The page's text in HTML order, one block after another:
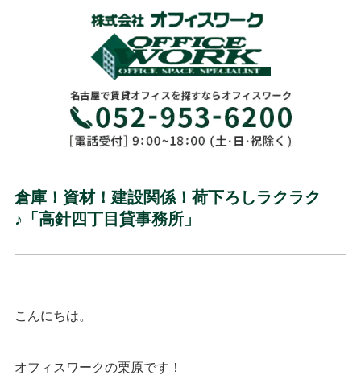
倉庫！資材！建設関係！荷下ろしラクラク
♪「高針四丁目貸事務所」
こんにちは。
オフィスワークの栗原です！